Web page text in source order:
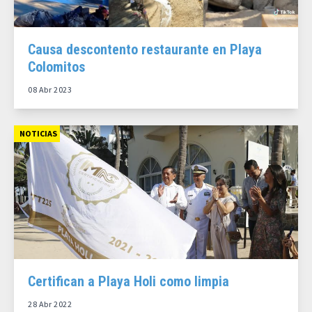
Causa descontento restaurante en Playa
Colomitos
08 Abr 2023
NOTICIAS
Certifican a Playa Holi como limpia
28 Abr 2022